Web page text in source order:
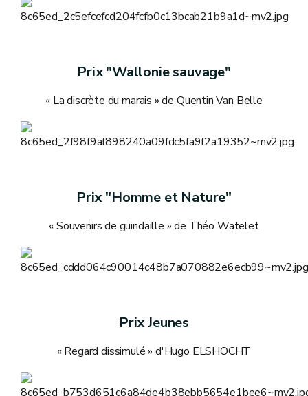
Prix "Wallonie sauvage"
« La discrète du marais » de Quentin Van Belle
Prix "Homme et Nature"
« Souvenirs de guindaille » de Théo Watelet
Prix Jeunes
« Regard dissimulé » d'Hugo ELSHOCHT